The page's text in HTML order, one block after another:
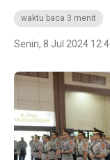
waktu baca 3 menit
Senin, 8 Jul 2024